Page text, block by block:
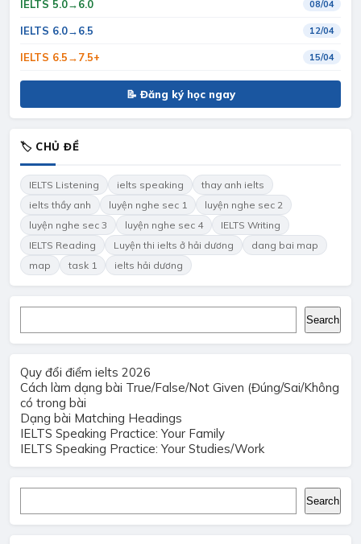
IELTS 5.0→6.0 08/04
IELTS 6.0→6.5 12/04
IELTS 6.5→7.5+ 15/04
📝 Đăng ký học ngay
🏷 CHỦ ĐỀ
IELTS Listening ielts speaking
thay anh ielts
ielts thầy anh
luyện nghe sec 1
luyện nghe sec 2
luyện nghe sec 3
luyện nghe sec 4
IELTS Writing
IELTS Reading
Luyện thi ielts ở hải dương
dang bai map
map
task 1 ielts hải dương
Search
Quy đổi điểm ielts 2026
Cách làm dạng bài True/False/Not Given (Đúng/Sai/Không
có trong bài
Dạng bài Matching Headings
IELTS Speaking Practice: Your Family
IELTS Speaking Practice: Your Studies/Work
Search